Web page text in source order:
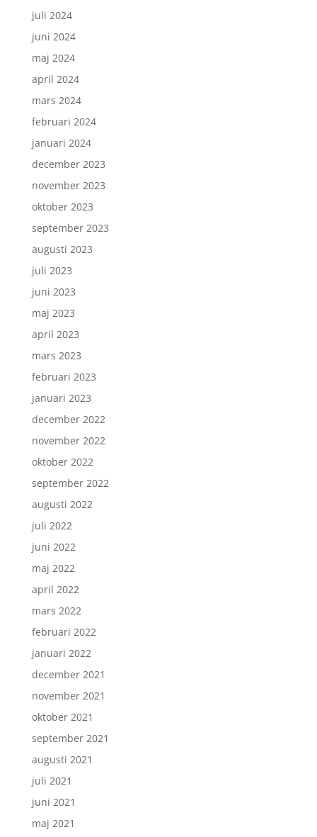
juli 2024
juni 2024
maj 2024
april 2024
mars 2024
februari 2024
januari 2024
december 2023
november 2023
oktober 2023
september 2023
augusti 2023
juli 2023
juni 2023
maj 2023
april 2023
mars 2023
februari 2023
januari 2023
december 2022
november 2022
oktober 2022
september 2022
augusti 2022
juli 2022
juni 2022
maj 2022
april 2022
mars 2022
februari 2022
januari 2022
december 2021
november 2021
oktober 2021
september 2021
augusti 2021
juli 2021
juni 2021
maj 2021